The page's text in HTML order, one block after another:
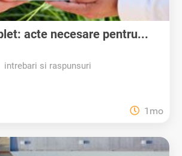
acte necesare pentru...
intrebari si raspunsuri
1mo